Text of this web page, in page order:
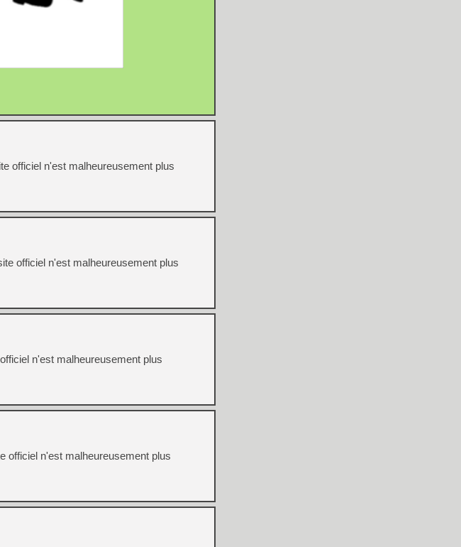
officiel n'est malheureusement plus
officiel n'est malheureusement plus
n'est malheureusement plus
officiel n'est malheureusement plus